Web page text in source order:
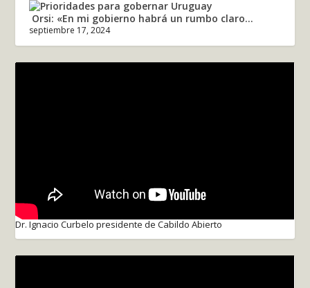
Orsi: «En mi gobierno habrá un rumbo claro...
septiembre 17, 2024
Dr. Ignacio Curbelo presidente de Cabildo Abierto